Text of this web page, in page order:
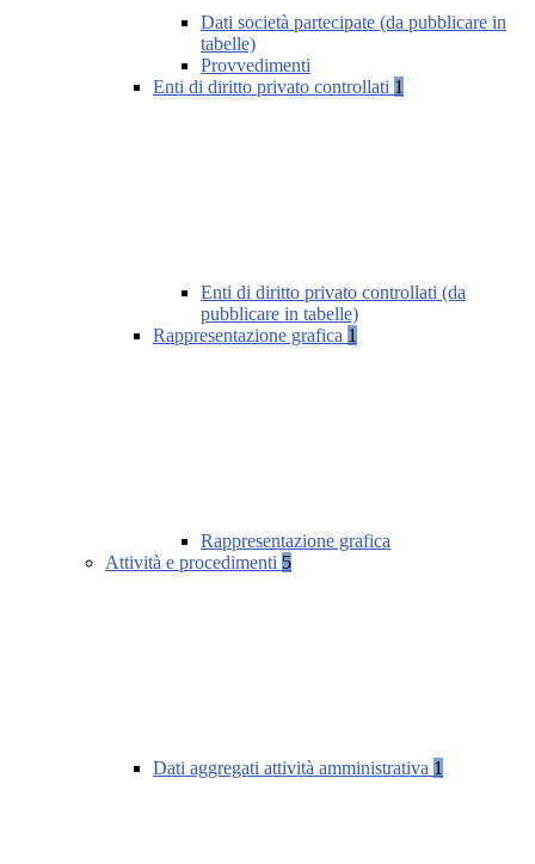
Dati società partecipate (da pubblicare in
tabelle)
Provvedimenti
Enti di diritto privato controllati 1
Enti di diritto privato controllati (da
pubblicare in tabelle)
Rappresentazione grafica 1
Rappresentazione grafica
Attività e procedimenti 5
Dati aggregati attività amministrativa 1